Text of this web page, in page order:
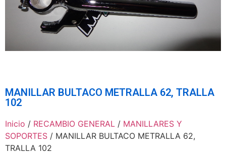
MANILLAR BULTACO METRALLA 62, TRALLA
102
Inicio / RECAMBIO GENERAL / MANILLARES Y
SOPORTES / MANILLAR BULTACO METRALLA 62,
TRALLA 102